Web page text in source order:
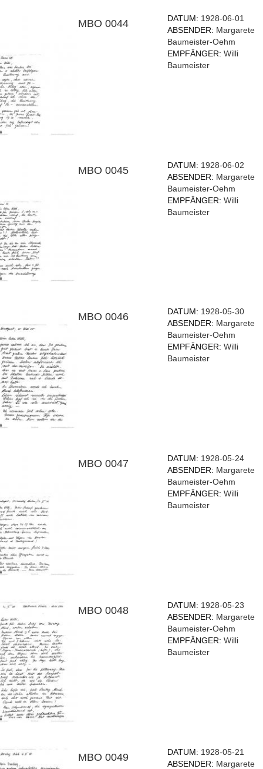
MBO 0044 DATUM: 1928-06-01
ABSENDER: Margarete
Baumeister-Oehm
EMPFÄNGER:Willi
Baumeister
MBO 0045 DATUM: 1928-06-02
ABSENDER: Margarete
Baumeister-Oehm
EMPFÄNGER:Willi
Baumeister
MBO 0046 DATUM: 1928-05-30
ABSENDER: Margarete
Baumeister-Oehm
EMPFÄNGER:Willi
Baumeister
MBO 0047 DATUM: 1928-05-24
ABSENDER: Margarete
Baumeister-Oehm
EMPFÄNGER:Willi
Baumeister
MBO 0048 DATUM: 1928-05-23
ABSENDER: Margarete
Baumeister-Oehm
EMPFÄNGER:Willi
Baumeister
MBO 0049 DATUM: 1928-05-21
ABSENDER: Margarete